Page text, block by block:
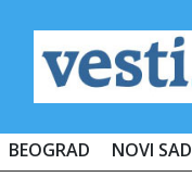
BEOGRAD NOVI SAD